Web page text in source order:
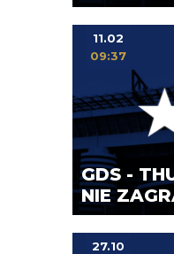
GDS -
NIE
11.02
09:37
27.10